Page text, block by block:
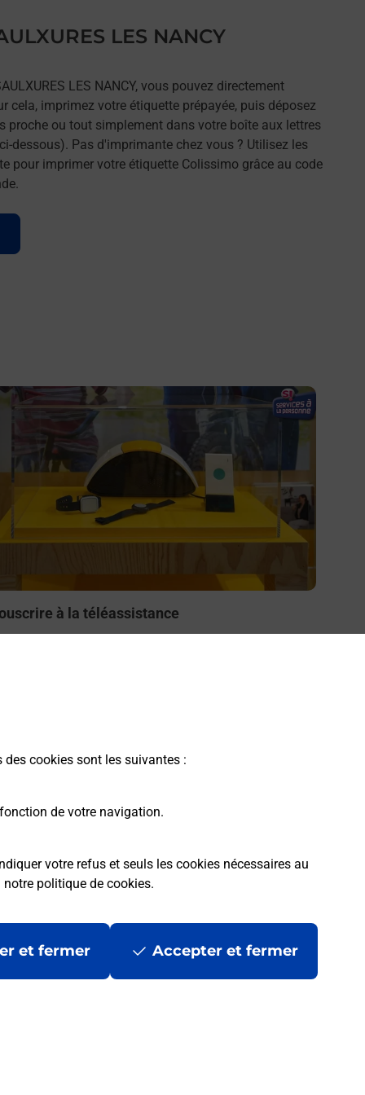
cookies sont les suivantes :
de votre navigation.
votre refus et seuls les cookies nécessaires au
notre politique de cookies.
et fermer Accepter et fermer
LES NANCY
LES NANCY, vous pouvez directement
cela, imprimez votre étiquette prépayée, puis déposez
proche ou tout simplement dans votre boîte aux lettres
dessous). Pas d'imprimante chez vous ? Utilisez les
pour imprimer votre étiquette Colissimo grâce au code
savoir plus
à la téléassistance
?